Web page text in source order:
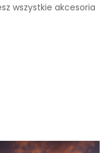
wszystkie akcesoria